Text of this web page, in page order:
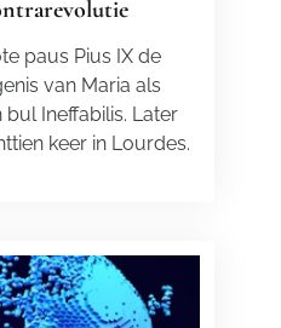
paus Pius IX de
van Maria als
Ineffabilis. Later
keer in Lourdes.